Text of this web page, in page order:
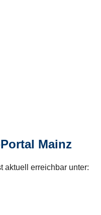
Mainz
aktuell erreichbar unter: